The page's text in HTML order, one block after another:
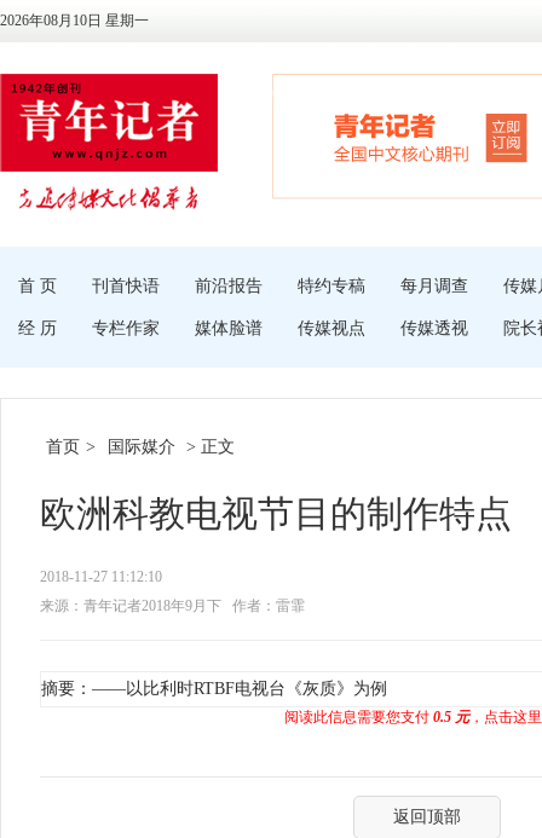
2026年08月10日 星期一
首 页 刊首快语 前沿报告 特约专稿 每月调查 传媒
经 历 专栏作家 媒体脸谱 传媒视点 传媒透视 院长
首页 > 国际媒介 > 正文
欧洲科教电视节目的制作特点
2018-11-27 11:12:10
来源：青年记者2018年9月下
作者：雷霏
摘要：——以比利时RTBF电视台《灰质》为例
阅读此信息需要您支付 0.5 元，点击这
返回顶部